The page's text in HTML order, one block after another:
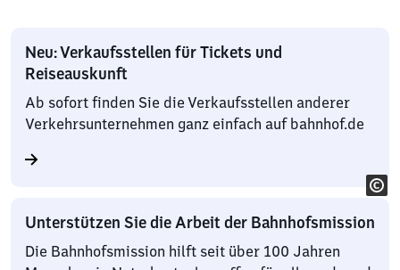
Neu: Verkaufsstellen für Tickets und
Reiseauskunft
Ab sofort finden Sie die Verkaufsstellen anderer
Verkehrsunternehmen ganz einfach auf bahnhof.de
Unterstützen Sie die Arbeit der Bahnhofsmission
Die Bahnhofsmission hilft seit über 100 Jahren